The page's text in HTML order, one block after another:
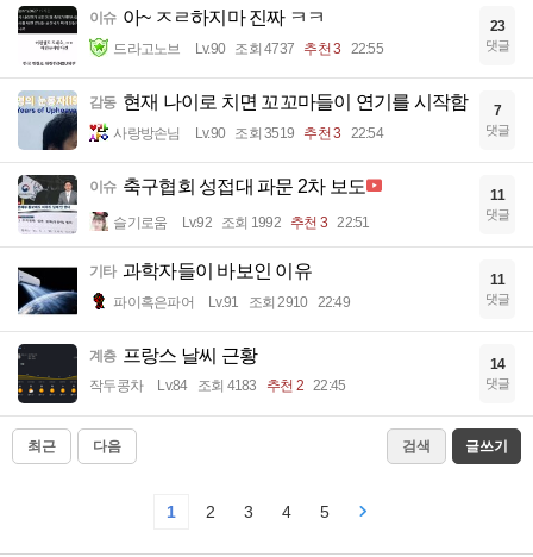
이슈 아~ ㅈㄹ하지마 진짜 ㅋㅋ
드라고노브 Lv.90 조회 4737 추천 3 22:55
23
댓글
감동 현재 나이로 치면 꼬꼬마들이 연기를 시작함
사랑방손님 Lv.90 조회 3519 추천 3 22:54
7
댓글
이슈 축구협회 성접대 파문 2차 보도
슬기로움 Lv.92 조회 1992 추천 3 22:51
11
댓글
기타 과학자들이 바보인 이유
파이혹은파어 Lv.91 조회 2910 22:49
11
댓글
계층 프랑스 날씨 근황
작두콩차 Lv.84 조회 4183 추천 2 22:45
14
댓글
최근 다음 검색 글쓰기
1 2 3 4 5